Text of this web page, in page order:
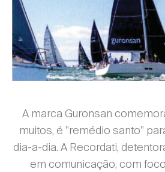
A marca Guronsan
muitos, é "remédio santo"
dia-a-dia. A Recordati,
em comunicação, com